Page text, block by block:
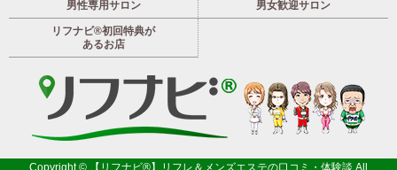
男性専用サロン 男女歓迎サロン
リフナビ®初回特典が
あるお店
Copyright © 【リフナビ®】リフレ＆メンズエステの口コミ・体験談 All